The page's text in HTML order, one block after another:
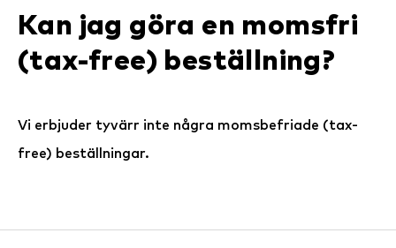
Kan jag göra en momsfri
(tax-free) beställning?
Vi erbjuder tyvärr inte några momsbefriade (tax-
free) beställningar.